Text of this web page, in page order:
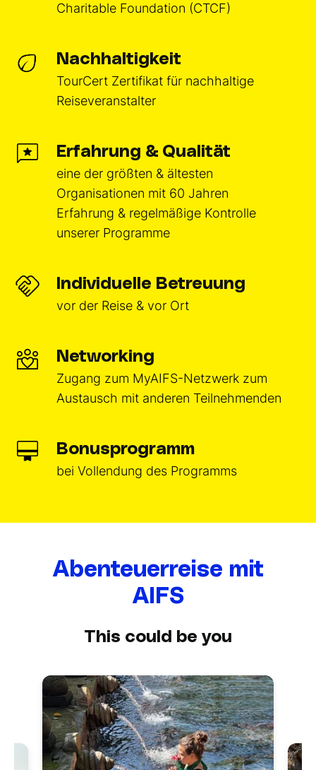
Charitable Foundation (CTCF)
Nachhaltigkeit
TourCert Zertifikat für nachhaltige
Reiseveranstalter
Erfahrung & Qualität
eine der größten & ältesten
Organisationen mit 60 Jahren
Erfahrung & regelmäßige Kontrolle
unserer Programme
Individuelle Betreuung
vor der Reise & vor Ort
Networking
Zugang zum MyAIFS-Netzwerk zum
Austausch mit anderen Teilnehmenden
Bonusprogramm
bei Vollendung des Programms
Abenteuerreise mit
AIFS
This could be you